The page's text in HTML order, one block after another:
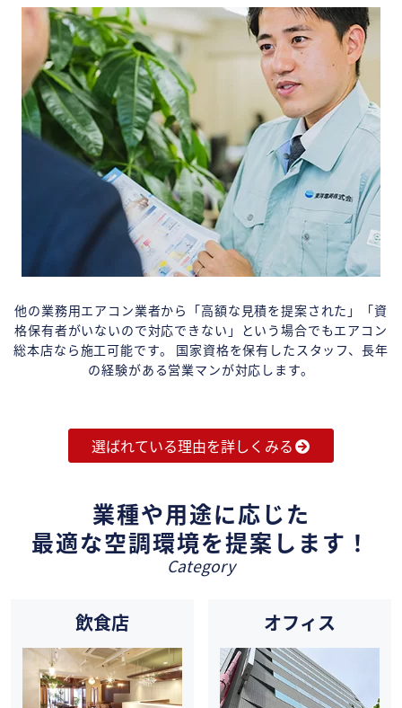
他の業務用エアコン業者から「高額な見積を提案された」「資
格保有者がいないので対応できない」という場合でもエアコン
総本店なら施工可能です。 国家資格を保有したスタッフ、長年
の経験がある営業マンが対応します。
選ばれている理由を詳しくみる
業種や用途に応じた
最適な空調環境を提案します！
Category
飲食店 オフィス